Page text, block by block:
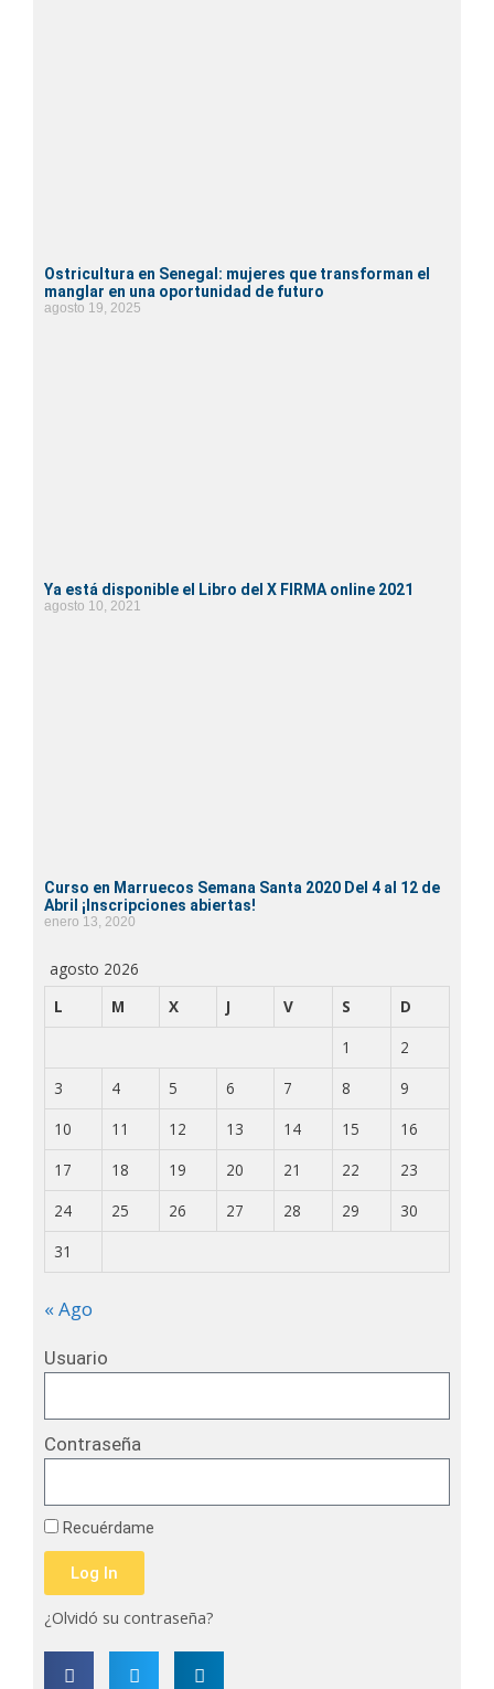
Ostricultura en Senegal: mujeres que transforman el
manglar en una oportunidad de futuro
agosto 19, 2025
Ya está disponible el Libro del X FIRMA online 2021
agosto 10, 2021
Curso en Marruecos Semana Santa 2020 Del 4 al 12 de
Abril ¡Inscripciones abiertas!
enero 13, 2020
agosto 2026
L
M X J V S
D
1
2
3
4 5 6 7 8
9
10
11 12 13 14 15
16
17
18 19 20 21 22
23
24
25 26 27 28 29
30
31
« Ago
Usuario
Contraseña
Recuérdame
Log In
¿Olvidó su contraseña?